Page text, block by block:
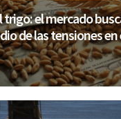
trigo: el mercado
de las tensiones